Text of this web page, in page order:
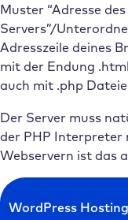
Muster “Adresse des
Servers”/
Adresszeile deines
mit der Endung
auch mit .php
Der Server muss
der PHP Interpreter
Webservern ist das
WordPress